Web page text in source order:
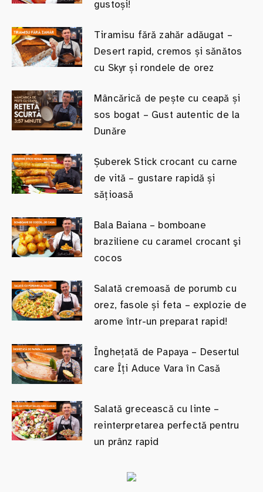
gustoși!
Tiramisu fără zahăr adăugat –
Desert rapid, cremos și sănătos
cu Skyr și rondele de orez
Mâncărică de pește cu ceapă și
sos bogat – Gust autentic de la
Dunăre
Șuberek Stick crocant cu carne
de vită – gustare rapidă și
sățioasă
Bala Baiana – bomboane
braziliene cu caramel crocant şi
cocos
Salată cremoasă de porumb cu
orez, fasole și feta – explozie de
arome într-un preparat rapid!
Înghețată de Papaya – Desertul
care Îți Aduce Vara în Casă
Salată grecească cu linte –
reinterpretarea perfectă pentru
un prânz rapid